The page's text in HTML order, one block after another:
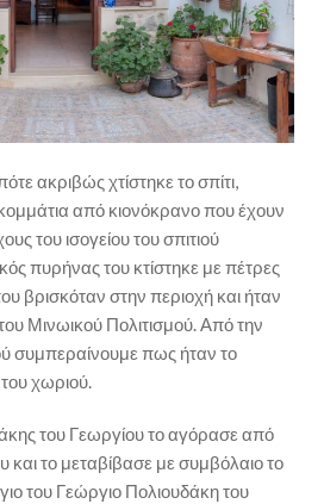
ακριβώς χτίστηκε το σπίτι,
από κιονόκρανο που έχουν
του ισογείου του σπιτιού
πυρήνας του κτίστηκε με πέτρες
βρισκόταν στην περιοχή και ήταν
Μινωικού Πολιτισμού. Από την
συμπεραίνουμε πως ήταν το
χωριού.
του Γεωργίου το αγόρασε από
και το μεταβίβασε με συμβόλαιο το
του Γεώργιο Πολιουδάκη του